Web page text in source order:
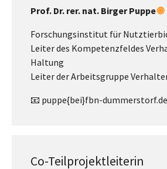
Prof. Dr. rer. nat. Birger Puppe🌐
Forschungsinstitut für
Leiter des Kompetenzfeldes
Haltung
Leiter der Arbeitsgruppe
📧 puppe{bei}fbn-dummerstorf.de
Co-Teilprojektleiterin